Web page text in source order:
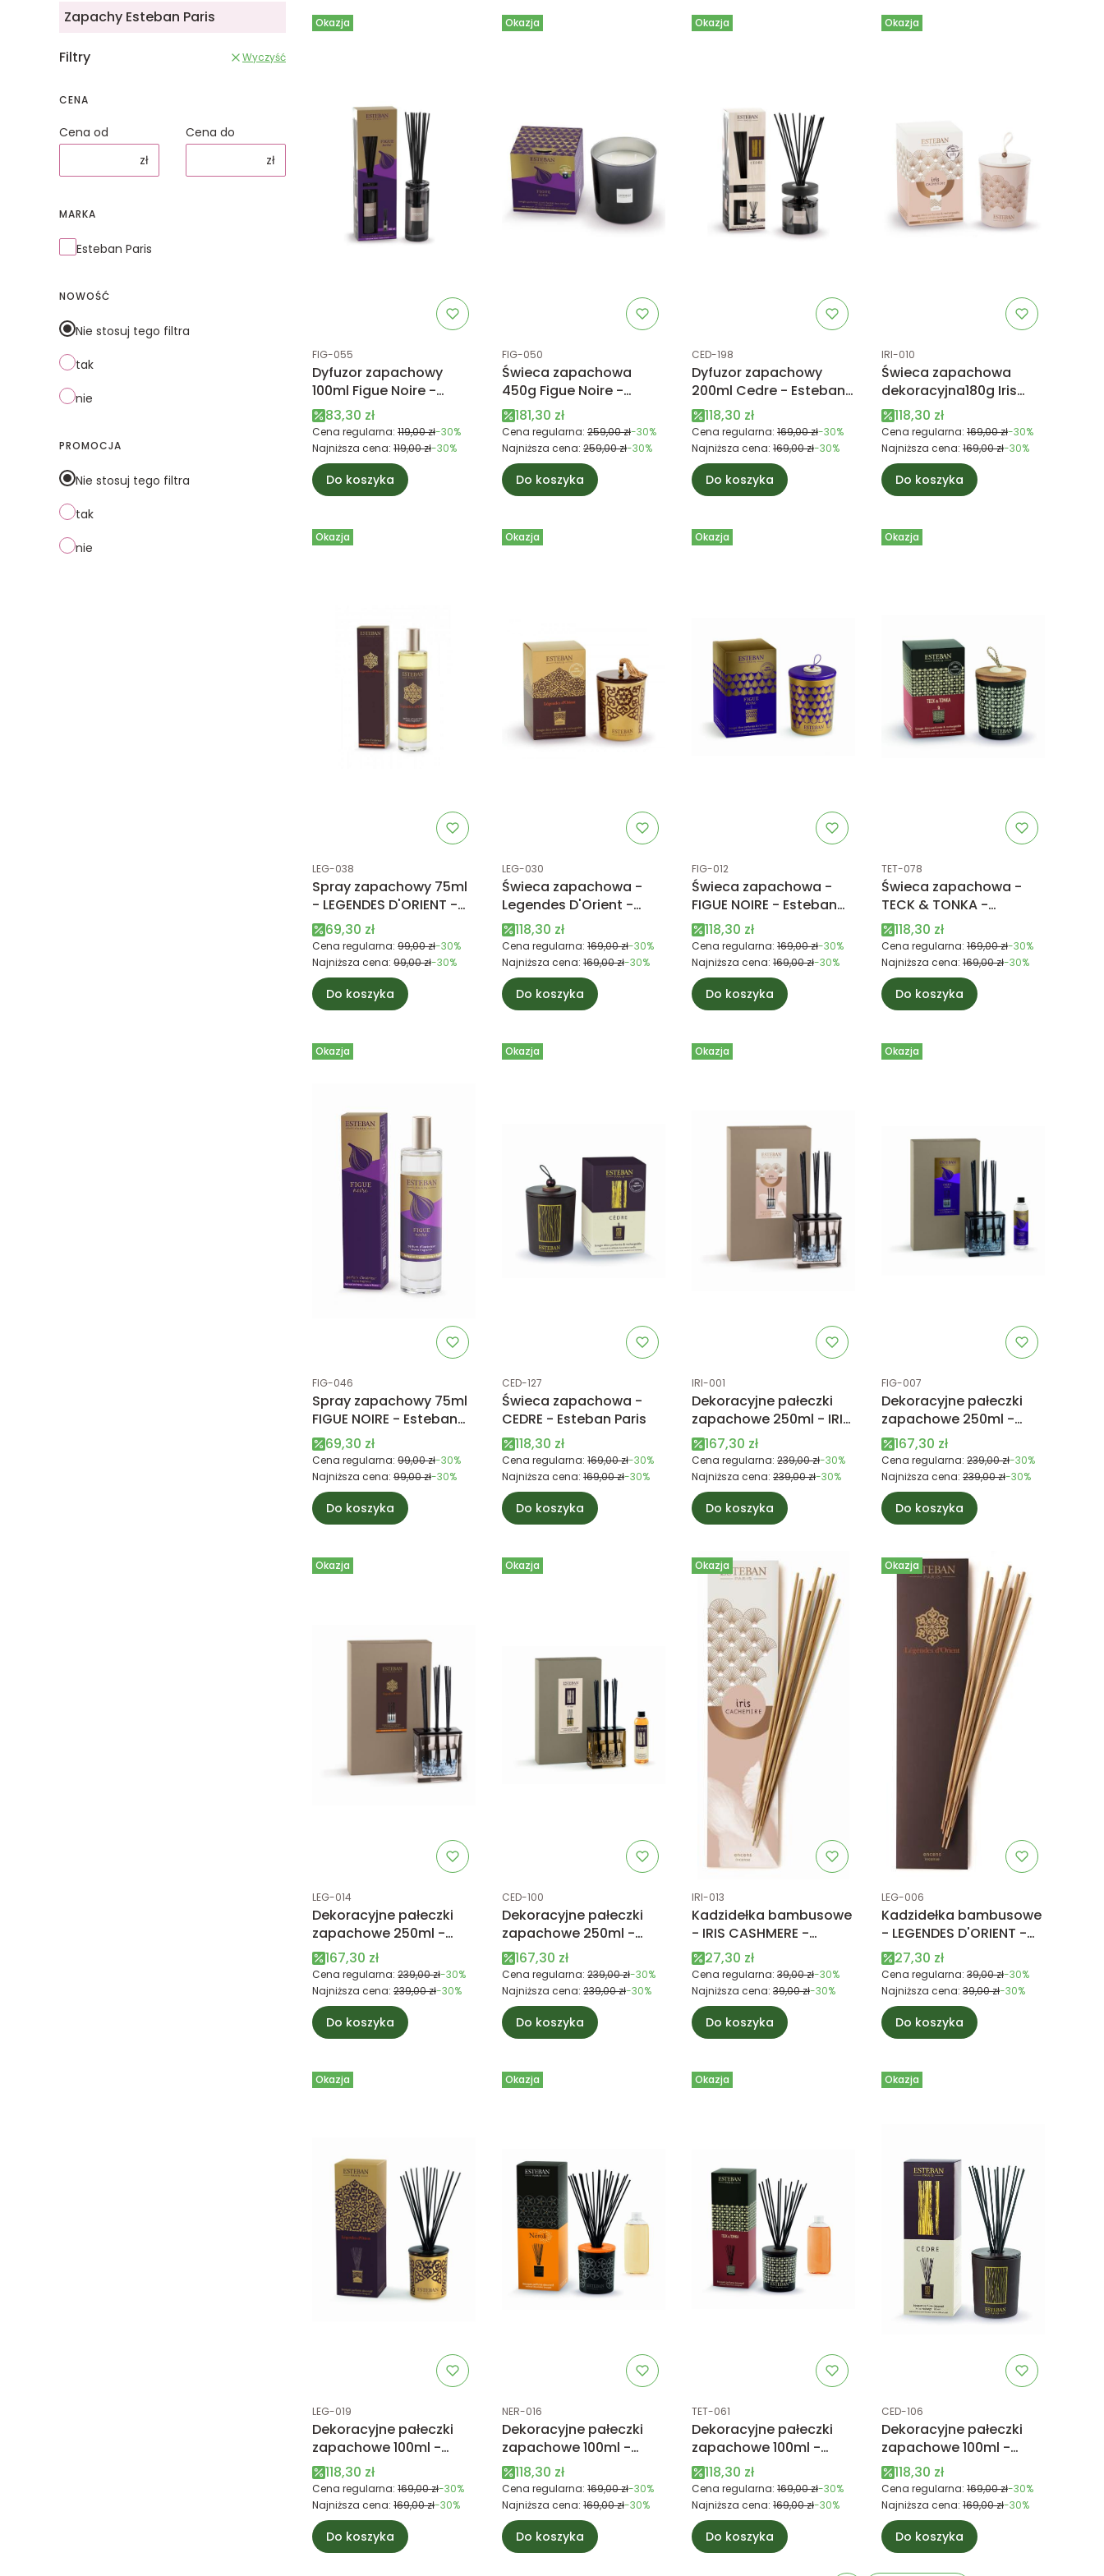
Zapachy Esteban Paris
Filtry Wyczyść
CENA
Cena od
zł
Cena do
zł
MARKA
Marka
Esteban Paris
NOWOŚĆ
Nie stosuj tego filtra
tak
nie
PROMOCJA
Nie stosuj tego filtra
tak
nie
Okazja
Kod produktu
FIG-055
Dyfuzor zapachowy
100ml Figue Noire -
Esteban Paris
Cena promocyjna
83,30 zł
Cena regularna: 119,00 zł-30%
Najniższa cena: 119,00 zł-30%
Do koszyka
Okazja
Kod produktu
FIG-050
Świeca zapachowa
450g Figue Noire -
Esteban Paris
Cena promocyjna
181,30 zł
Cena regularna: 259,00 zł-30%
Najniższa cena: 259,00 zł-30%
Do koszyka
Okazja
Kod produktu
CED-198
Dyfuzor zapachowy
200ml Cedre - Esteban
Paris
Cena promocyjna
118,30 zł
Cena regularna: 169,00 zł-30%
Najniższa cena: 169,00 zł-30%
Do koszyka
Okazja
Kod produktu
IRI-010
Świeca zapachowa
dekoracyjna180g Iris
Cachemire - Esteban
Paris
Cena promocyjna
118,30 zł
Cena regularna: 169,00 zł-30%
Najniższa cena: 169,00 zł-30%
Do koszyka
Okazja
Kod produktu
LEG-038
Spray zapachowy 75ml
- LEGENDES D'ORIENT -
Esteban Paris
Cena promocyjna
69,30 zł
Cena regularna: 99,00 zł-30%
Najniższa cena: 99,00 zł-30%
Do koszyka
Okazja
Kod produktu
LEG-030
Świeca zapachowa -
Legendes D'Orient -
Esteban Paris
Cena promocyjna
118,30 zł
Cena regularna: 169,00 zł-30%
Najniższa cena: 169,00 zł-30%
Do koszyka
Okazja
Kod produktu
FIG-012
Świeca zapachowa -
FIGUE NOIRE - Esteban
Paris
Cena promocyjna
118,30 zł
Cena regularna: 169,00 zł-30%
Najniższa cena: 169,00 zł-30%
Do koszyka
Okazja
Kod produktu
TET-078
Świeca zapachowa -
TECK & TONKA -
Esteban Paris
Cena promocyjna
118,30 zł
Cena regularna: 169,00 zł-30%
Najniższa cena: 169,00 zł-30%
Do koszyka
Okazja
Kod produktu
FIG-046
Spray zapachowy 75ml
FIGUE NOIRE - Esteban
Paris
Cena promocyjna
69,30 zł
Cena regularna: 99,00 zł-30%
Najniższa cena: 99,00 zł-30%
Do koszyka
Okazja
Kod produktu
CED-127
Świeca zapachowa -
CEDRE - Esteban Paris
Cena promocyjna
118,30 zł
Cena regularna: 169,00 zł-30%
Najniższa cena: 169,00 zł-30%
Do koszyka
Okazja
Kod produktu
IRI-001
Dekoracyjne pałeczki
zapachowe 250ml - IRIS
CASHMERE - Esteban
Paris
Cena promocyjna
167,30 zł
Cena regularna: 239,00 zł-30%
Najniższa cena: 239,00 zł-30%
Do koszyka
Okazja
Kod produktu
FIG-007
Dekoracyjne pałeczki
zapachowe 250ml -
FIGUE NOIRE - Esteban
Paris
Cena promocyjna
167,30 zł
Cena regularna: 239,00 zł-30%
Najniższa cena: 239,00 zł-30%
Do koszyka
Okazja
Kod produktu
LEG-014
Dekoracyjne pałeczki
zapachowe 250ml -
LEGENDES D'ORIENT -
Esteban Paris
Cena promocyjna
167,30 zł
Cena regularna: 239,00 zł-30%
Najniższa cena: 239,00 zł-30%
Do koszyka
Okazja
Kod produktu
CED-100
Dekoracyjne pałeczki
zapachowe 250ml -
CEDRE - Esteban Paris
Cena promocyjna
167,30 zł
Cena regularna: 239,00 zł-30%
Najniższa cena: 239,00 zł-30%
Do koszyka
Okazja
Kod produktu
IRI-013
Kadzidełka bambusowe
- IRIS CASHMERE -
Esteban Paris
Cena promocyjna
27,30 zł
Cena regularna: 39,00 zł-30%
Najniższa cena: 39,00 zł-30%
Do koszyka
Okazja
Kod produktu
LEG-006
Kadzidełka bambusowe
- LEGENDES D'ORIENT -
Esteban Paris
Cena promocyjna
27,30 zł
Cena regularna: 39,00 zł-30%
Najniższa cena: 39,00 zł-30%
Do koszyka
Okazja
Kod produktu
LEG-019
Dekoracyjne pałeczki
zapachowe 100ml -
LEGENDES D'ORIENT -
Esteban Paris
Cena promocyjna
118,30 zł
Cena regularna: 169,00 zł-30%
Najniższa cena: 169,00 zł-30%
Do koszyka
Okazja
Kod produktu
NER-016
Dekoracyjne pałeczki
zapachowe 100ml -
NEROLI - Esteban Paris
Cena promocyjna
118,30 zł
Cena regularna: 169,00 zł-30%
Najniższa cena: 169,00 zł-30%
Do koszyka
Okazja
Kod produktu
TET-061
Dekoracyjne pałeczki
zapachowe 100ml -
TECK & TONKA -
Esteban Paris
Cena promocyjna
118,30 zł
Cena regularna: 169,00 zł-30%
Najniższa cena: 169,00 zł-30%
Do koszyka
Okazja
Kod produktu
CED-106
Dekoracyjne pałeczki
zapachowe 100ml -
CEDRE - Esteban Paris
Cena promocyjna
118,30 zł
Cena regularna: 169,00 zł-30%
Najniższa cena: 169,00 zł-30%
Do koszyka